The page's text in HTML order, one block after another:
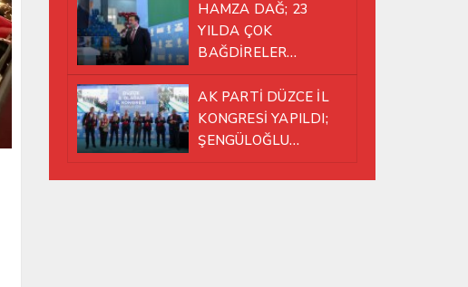
HAMZA DAĞ; 23
YILDA ÇOK
BAĞDİRELER
ATLATTIK!
AK PARTİ DÜZCE İL
KONGRESİ YAPILDI;
ŞENGÜLOĞLU
SEÇİLDİ!